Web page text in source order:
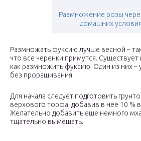
Размножение розы
домашних
Размножать фуксию лучше весной –
что все черенки примутся.
как размножить фуксию. Один из них –
без проращивания.
Для начала следует подготовить
верхового торфа, добавив в нее 10 %
Желательно добавить еще немного
тщательно вымешать.